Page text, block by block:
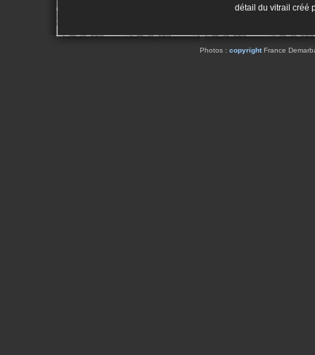
détail du vitrail créé
Photos : copyrightFrance